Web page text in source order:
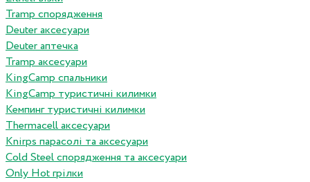
Tramp спорядження
Deuter аксесуари
Deuter аптечка
Tramp аксесуари
KingCamp спальники
KingCamp туристичні килимки
Кемпинг туристичні килимки
Thermacell аксесуари
Knirps парасолі та аксесуари
Cold Steel спорядження та аксесуари
Only Hot грілки